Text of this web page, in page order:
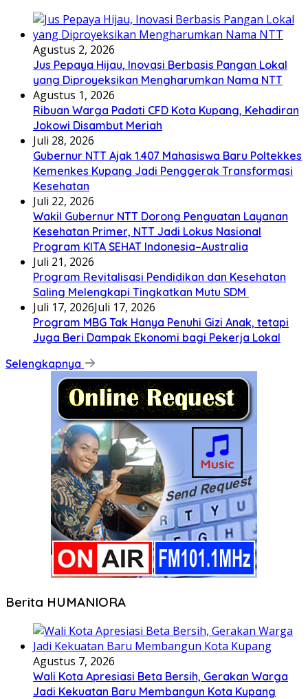
Agustus 2, 2026
Jus Pepaya Hijau, Inovasi Berbasis Pangan Lokal
yang Diproyeksikan Mengharumkan Nama NTT
Agustus 1, 2026
Ribuan Warga Padati CFD Kota Kupang, Kehadiran
Jokowi Disambut Meriah
Juli 28, 2026
Gubernur NTT Ajak 1.407 Mahasiswa Baru Poltekkes
Kemenkes Kupang Jadi Penggerak Transformasi
Kesehatan
Juli 22, 2026
Wakil Gubernur NTT Dorong Penguatan Layanan
Kesehatan Primer, NTT Jadi Lokus Nasional
Program KITA SEHAT Indonesia–Australia
Juli 21, 2026
Program Revitalisasi Pendidikan dan Kesehatan
Saling Melengkapi Tingkatkan Mutu SDM
Juli 17, 2026Juli 17, 2026
Program MBG Tak Hanya Penuhi Gizi Anak, tetapi
Juga Beri Dampak Ekonomi bagi Pekerja Lokal
Selengkapnya
Berita HUMANIORA
Agustus 7, 2026
Wali Kota Apresiasi Beta Bersih, Gerakan Warga
Jadi Kekuatan Baru Membangun Kota Kupang